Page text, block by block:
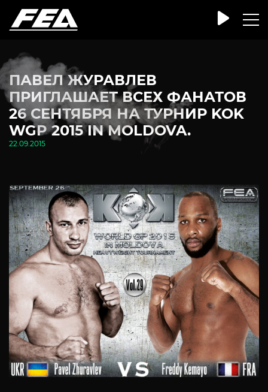
ПАВЕЛ ЖУРАВЛЕВ
ПРИГЛАШАЕТ ВСЕХ ФАНАТОВ
26 СЕНТЯБРЯ НА ТУРНИР KOK
WGP 2015 IN MOLDOVA.
22.09.2015